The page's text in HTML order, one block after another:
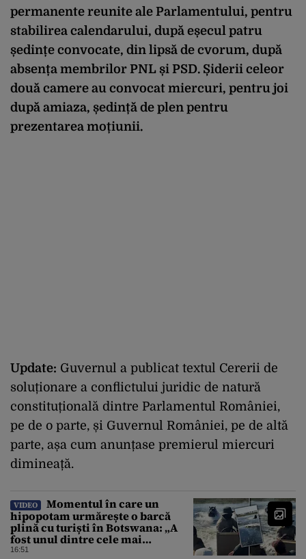
permanente reunite ale Parlamentului, pentru
stabilirea calendarului, după eșecul patru
ședințe convocate, din lipsă de cvorum, după
absența membrilor PNL și PSD. Șiderii celeor
două camere au convocat miercuri, pentru joi
după amiaza, ședință de plen pentru
prezentarea moțiunii.
Update: Guvernul a publicat textul Cererii de
soluționare a conflictului juridic de natură
constituțională dintre Parlamentul României,
pe de o parte, și Guvernul României, pe de altă
parte, așa cum anunțase premierul miercuri
dimineață.
VIDEO
Momentul în care un
hipopotam urmărește o barcă
plină cu turiști în Botswana: „A
fost unul dintre cele mai
înfricoșătoare momente”
16:51